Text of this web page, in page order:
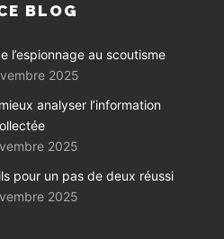
BLOG
l’espionnage au scoutisme
2025
analyser l’information
2025
pour un pas de deux réussi
2025